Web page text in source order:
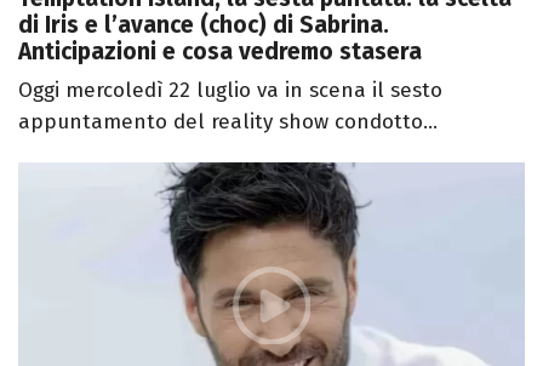
di Iris e l’avance (choc) di Sabrina.
Anticipazioni e cosa vedremo stasera
Oggi mercoledì 22 luglio va in scena il sesto
appuntamento del reality show condotto...